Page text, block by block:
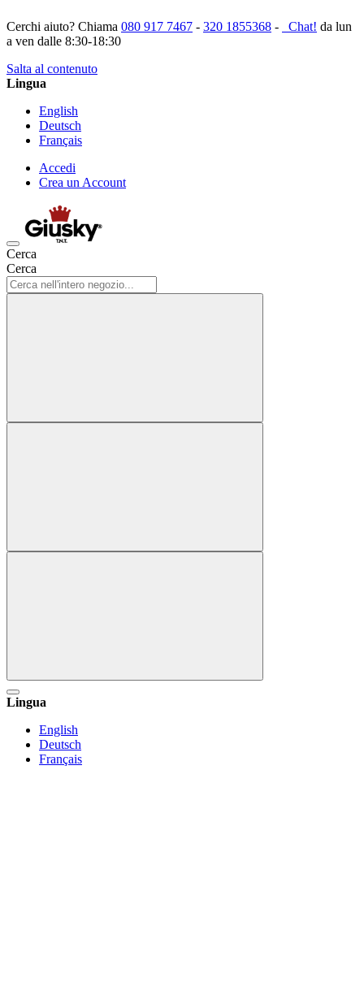
Cerchi aiuto? Chiama 080 917 7467 - 320 1855368 - Chat! da lun
a ven dalle 8:30-18:30
Salta al contenuto
Lingua
English
Deutsch
Français
Accedi
Crea un Account
Cerca
Cerca
Lingua
English
Deutsch
Français